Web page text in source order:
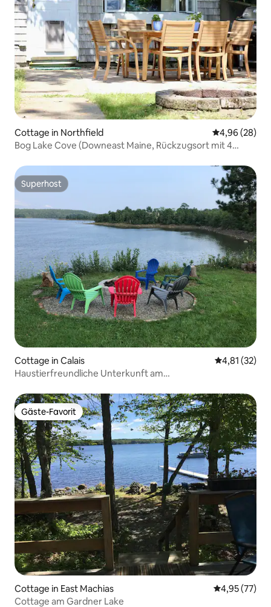
Cottage in Northfield
4,96 (28)
Bog Lake Cove (Downeast Maine, Rückzugsort mit 4
Superhost
Superhost
Cottage in Calais
4,81 (32)
Haustierfreundliche Unterkunft am
Gäste-Favorit
Gäste-Favorit
Cottage in East Machias
4,95 (77)
Cottage am Gardner Lake